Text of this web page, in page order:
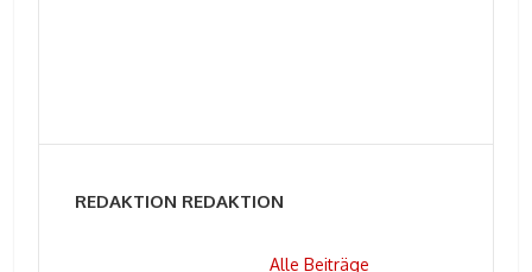
REDAKTION REDAKTION
Alle Beiträge